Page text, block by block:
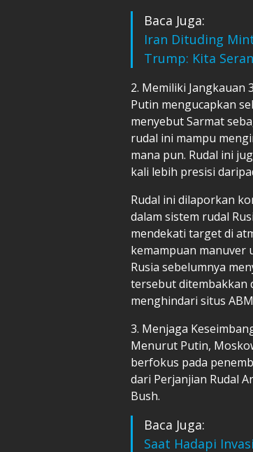
Baca Juga:
Iran Dituding
Trump: Kita
2. Memiliki Jangkauan
Putin mengucapkan
menyebut Sarmat
rudal ini mampu
mana pun. Rudal ini
kali lebih presisi
Rudal ini dilaporkan
dalam sistem rudal
mendekati target di
kemampuan manuver
Rusia sebelumnya
tersebut ditembakkan
menghindari situs
3. Menjaga
Menurut Putin,
berfokus pada
dari Perjanjian Rudal
Bush.
Baca Juga:
Saat Hadapi